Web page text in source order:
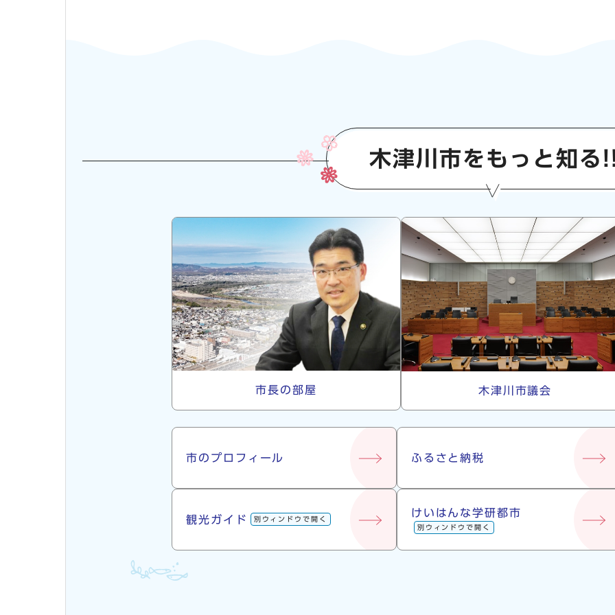
木津川市をもっと知る
市長・議会
市長の部屋 木津川市議会
市について
市のプロフィール ふるさと納税
観光ガイド 別ウィンドウで開く
けいはんな学研都市
別ウィンドウで開く